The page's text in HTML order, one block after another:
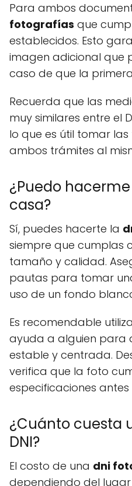
Para ambos
fotografías que
establecidos. Esto
imagen adicional que
caso de que la
Recuerda que las
muy similares entre el
lo que es útil tomar
ambos trámites al
¿Puedo
casa?
Sí, puedes hacerte la
siempre que cumplas
tamaño y calidad.
pautas para tomar
uso de un fondo
Es recomendable
ayuda a alguien para
estable y centrada.
verifica que la foto
especificaciones
¿Cuánto cuesta
DNI?
El costo de una dni
dependiendo del lugar